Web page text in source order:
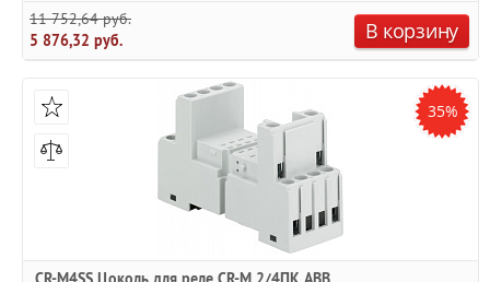
11 752,64 руб.
5 876,32 руб.
В корзину
35%